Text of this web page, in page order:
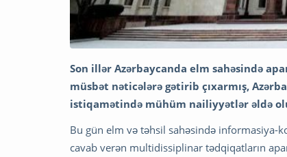
Son illər Azərbaycanda elm sahəsində
müsbət nəticələrə gətirib çıxarmış,
istiqamətində mühüm nailiyyətlər əldə
Bu gün elm və təhsil sahəsində informasiya-
cavab verən multidissiplinar tədqiqatların